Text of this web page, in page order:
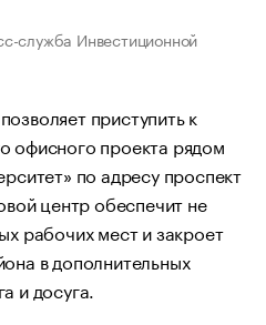
служба Инвестиционной
приступить к
офисного проекта рядом
по адресу проспект
центр обеспечит не
рабочих мест и закроет
в дополнительных
и досуга.